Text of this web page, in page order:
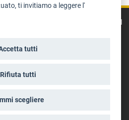
Ideazione e coordinamento a cura del
e Sport
ti invitiamo a leggere l'
tutti
Rifiuta tutti
scegliere